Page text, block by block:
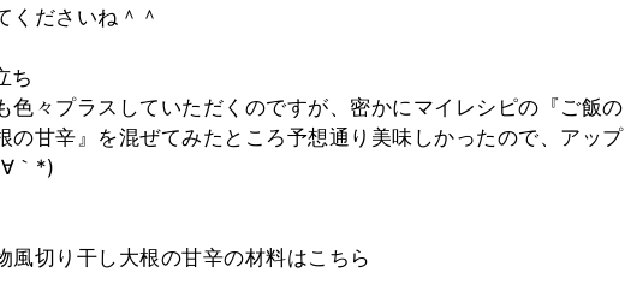
くださいね＾＾
ち
色々プラスしていただくのですが、密かにマイレシピの『ご飯の
の甘辛』を混ぜてみたところ予想通り美味しかったので、アップ
｀*)
風切り干し大根の甘辛の材料はこちら